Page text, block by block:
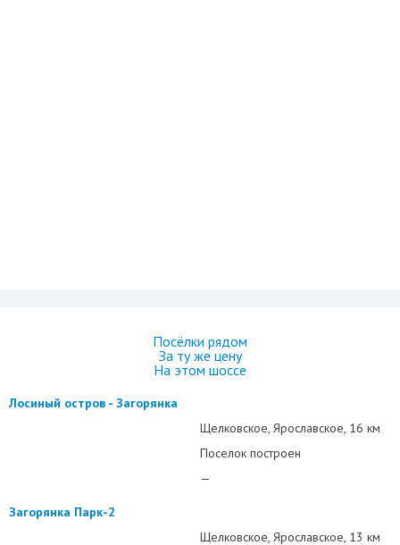
Посёлки рядом
За ту же цену
На этом шоссе
Лосиный остров - Загорянка
Щелковское Ярославское 16 км
Поселок построен
—
Загорянка Парк-2
Щелковское Ярославское 13 км